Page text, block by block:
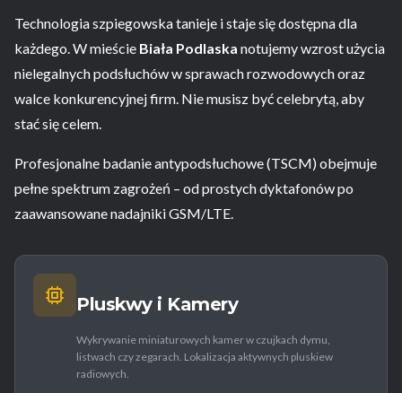
Technologia szpiegowska tanieje i staje się dostępna dla
każdego. W mieście Biała Podlaska notujemy wzrost użycia
nielegalnych podsłuchów w sprawach rozwodowych oraz
walce konkurencyjnej firm. Nie musisz być celebrytą, aby
stać się celem.
Profesjonalne badanie antypodsłuchowe (TSCM) obejmuje
pełne spektrum zagrożeń – od prostych dyktafonów po
zaawansowane nadajniki GSM/LTE.
Pluskwy i Kamery
Wykrywanie miniaturowych kamer w czujkach dymu,
listwach czy zegarach. Lokalizacja aktywnych pluskiew
radiowych.